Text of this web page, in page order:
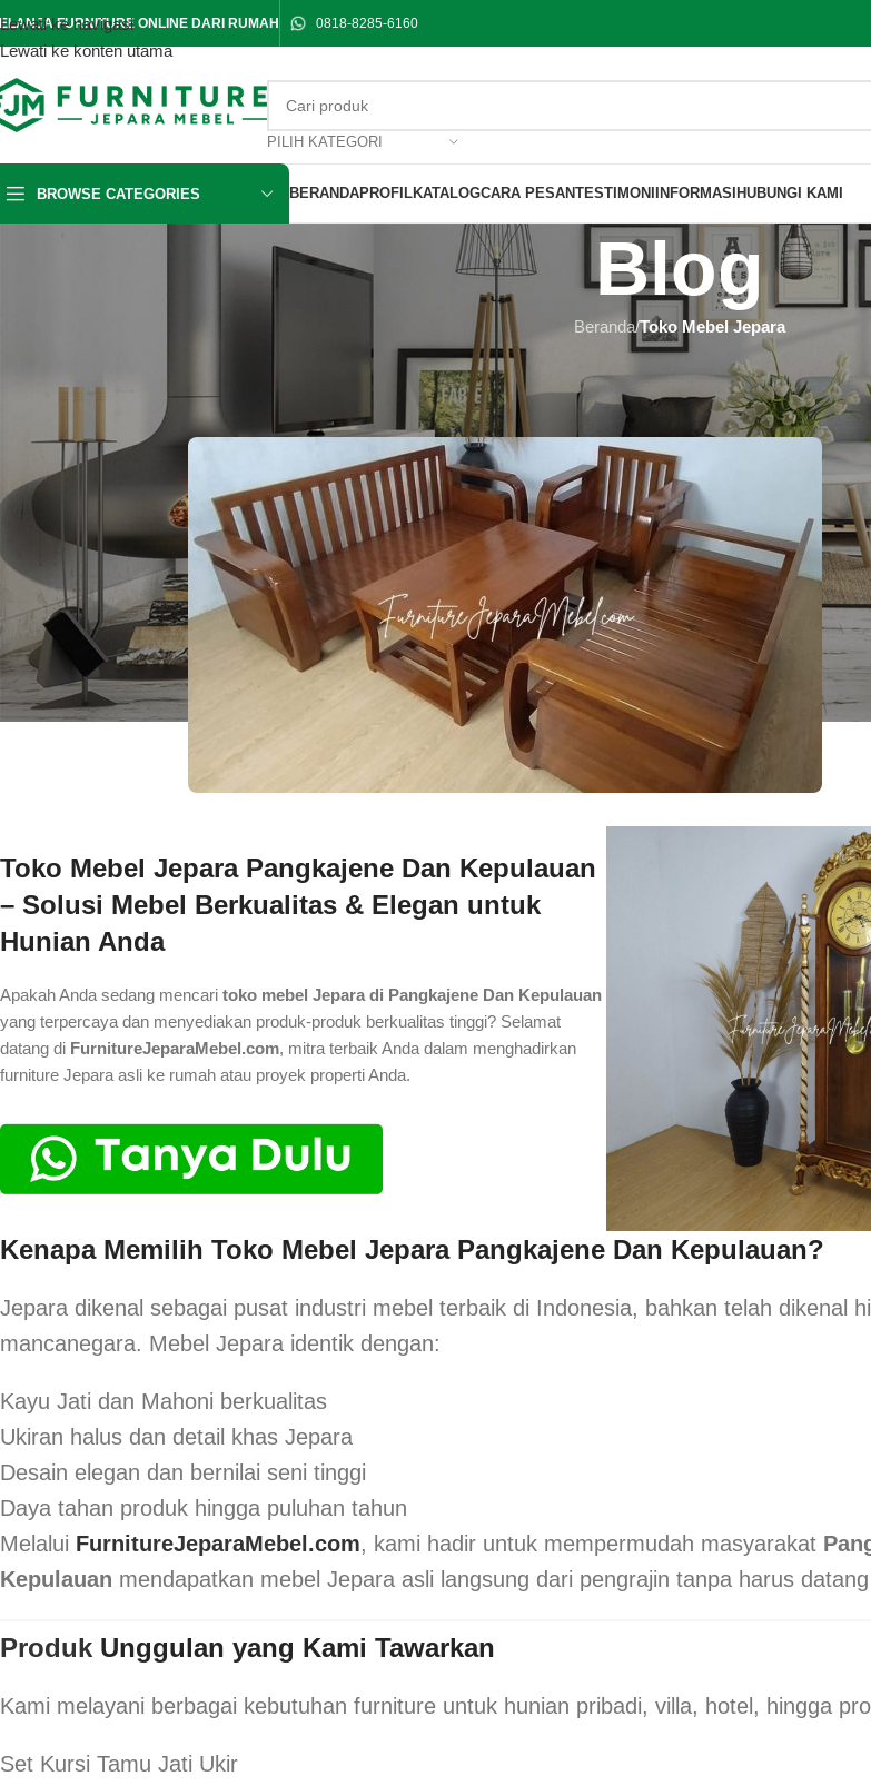
Lewati ke navigasi
Lewati ke konten utama
FURNITURE ONLINE DARI RUMAH 0818-8285-6160
PILIH KATEGORI
BROWSE CATEGORIES BERANDAPROFILKATALOGCARA PESANTESTIMONI INFORMASI HUBUNGI KAMI
Blog
Beranda/Toko Mebel Jepara
TOKO MEBEL JEPARA
Toko Mebel Jepara Pangkajene Dan Kepulauan
Diposting oleh Hutankayu Furniture Aktif 2023-01-17
Toko Mebel Jepara Pangkajene Dan Kepulauan
– Solusi Mebel Berkualitas & Elegan untuk
Hunian Anda
Apakah Anda sedang mencari toko mebel Jepara di Pangkajene Dan Kepulauan
yang terpercaya dan menyediakan produk-produk berkualitas tinggi? Selamat
datang di FurnitureJeparaMebel.com, mitra terbaik Anda dalam menghadirkan
furniture Jepara asli ke rumah atau proyek properti Anda.
Kenapa Memilih Toko Mebel Jepara Pangkajene Dan Kepulauan?
Jepara dikenal sebagai pusat industri mebel terbaik di Indonesia, bahkan telah dikenal
mancanegara. Mebel Jepara identik dengan:
Kayu Jati dan Mahoni berkualitas
Ukiran halus dan detail khas Jepara
Desain elegan dan bernilai seni tinggi
Daya tahan produk hingga puluhan tahun
Melalui FurnitureJeparaMebel.com, kami hadir untuk mempermudah masyarakat
Kepulauan mendapatkan mebel Jepara asli langsung dari pengrajin tanpa harus
Produk Unggulan yang Kami Tawarkan
Kami melayani berbagai kebutuhan furniture untuk hunian pribadi, villa, hotel, hingga
Set Kursi Tamu Jati Ukir